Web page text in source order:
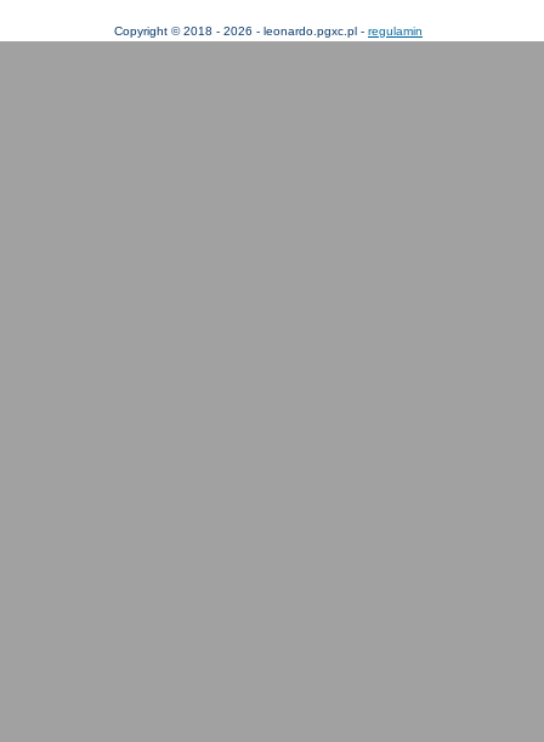
Copyright © 2018 - 2026 - leonardo.pgxc.pl - regulamin